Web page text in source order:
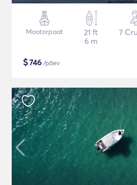
Mootorpaat
21 ft
6 m
7
$746 /päev